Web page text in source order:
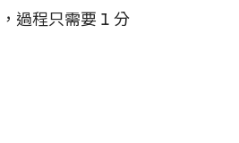
，過程只需要 1 分